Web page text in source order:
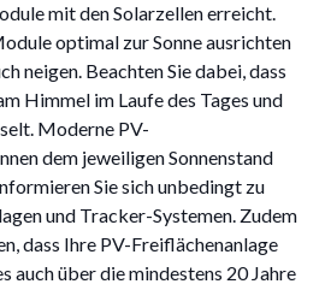
mit den Solarzellen erreicht.
optimal zur Sonne ausrichten
neigen. Beachten Sie dabei, dass
Himmel im Laufe des Tages und
Moderne PV-
dem jeweiligen Sonnenstand
Sie sich unbedingt zu
und Tracker-Systemen. Zudem
dass Ihre PV-Freiflächenanlage
auch über die mindestens 20 Jahre